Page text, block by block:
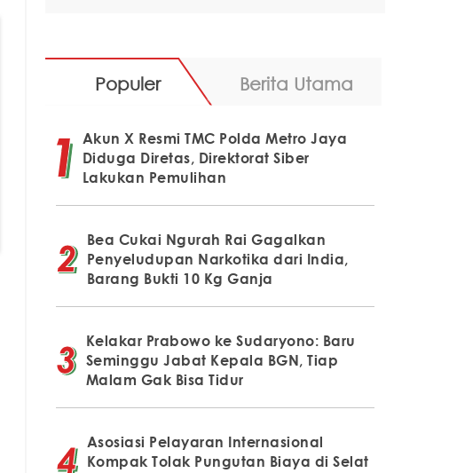
Populer Berita Utama
Akun X Resmi TMC Polda Metro Jaya
Diduga Diretas, Direktorat Siber
Lakukan Pemulihan
Bea Cukai Ngurah Rai Gagalkan
Penyeludupan Narkotika dari India,
Barang Bukti 10 Kg Ganja
Kelakar Prabowo ke Sudaryono: Baru
Seminggu Jabat Kepala BGN, Tiap
Malam Gak Bisa Tidur
Asosiasi Pelayaran Internasional
Kompak Tolak Pungutan Biaya di Selat